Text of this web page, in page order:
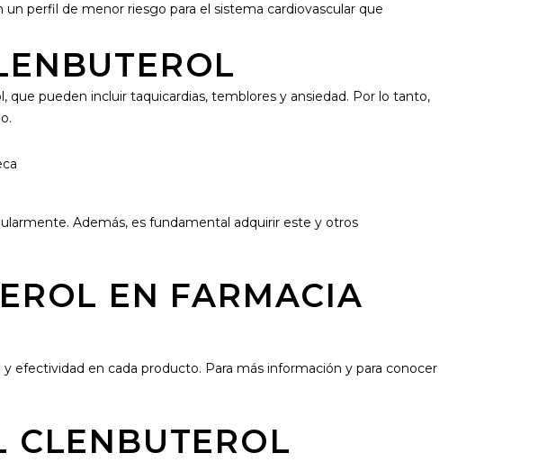
perfil de menor riesgo para el sistema cardiovascular que
pueden incluir taquicardias, temblores y ansiedad. Por lo tanto,
Además, es fundamental adquirir este y otros
EN FARMACIA
efectividad en cada producto. Para más información y para conocer
CLENBUTEROL